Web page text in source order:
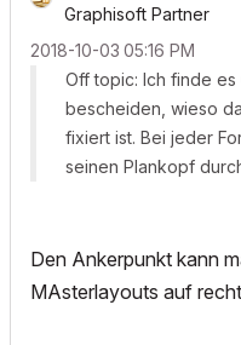
Graphisoft Partner
‎2018-10-03 05:16 PM
Off topic: Ich finde
bescheiden, wieso
fixiert ist. Bei jeder
seinen Plankopf
Den Ankerpunkt kann
MAsterlayouts auf